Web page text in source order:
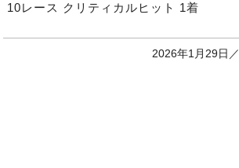
10レース クリティカルヒット 1着
2026年1月29日／